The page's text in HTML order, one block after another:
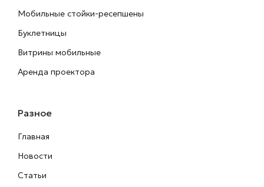
Мобильные стойки-ресепшены
Буклетницы
Витрины мобильные
Аренда проектора
Разное
Главная
Новости
Статьи